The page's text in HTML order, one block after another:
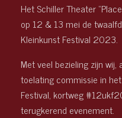
Het Schiller Theater
op 12 & 13 mei de
Kleinkunst Festival 2023.
Met veel bezieling zijn
toelating commissie in
Festival, kortweg
terugkerend evenement.